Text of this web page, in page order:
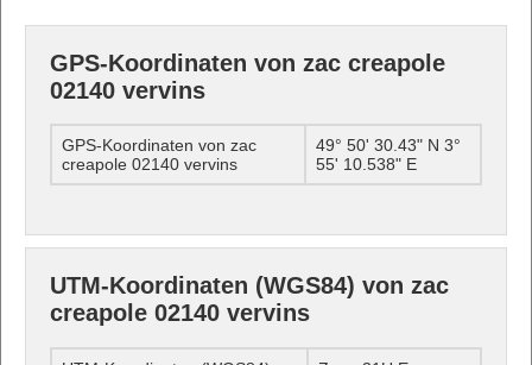
GPS-Koordinaten von zac creapole
02140 vervins
GPS-Koordinaten von zac
creapole 02140 vervins
49° 50' 30.43" N 3°
55' 10.538" E
UTM-Koordinaten (WGS84) von zac
creapole 02140 vervins